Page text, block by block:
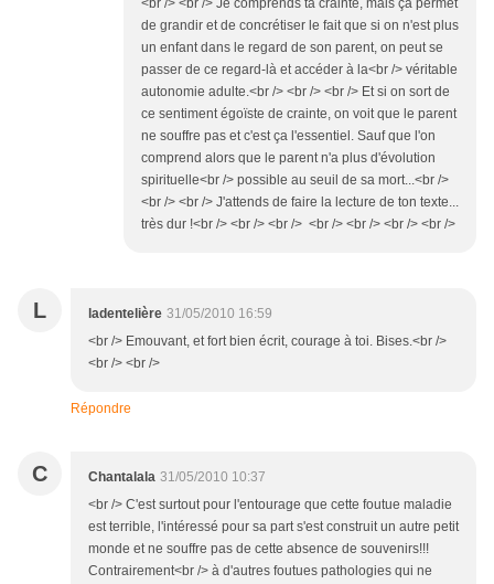
<br /> <br /> Je comprends ta crainte, mais ça permet
de grandir et de concrétiser le fait que si on n'est plus
un enfant dans le regard de son parent, on peut se
passer de ce regard-là et accéder à la<br /> véritable
autonomie adulte.<br /> <br /> <br /> Et si on sort de
ce sentiment égoïste de crainte, on voit que le parent
ne souffre pas et c'est ça l'essentiel. Sauf que l'on
comprend alors que le parent n'a plus d'évolution
spirituelle<br /> possible au seuil de sa mort...<br />
<br /> <br /> J'attends de faire la lecture de ton texte...
très dur !<br /> <br /> <br /> <br /> <br /> <br /> <br />
L ladentelière 31/05/2010 16:59
<br /> Emouvant, et fort bien écrit, courage à toi. Bises.<br />
<br /> <br />
Répondre
C Chantalala 31/05/2010 10:37
<br /> C'est surtout pour l'entourage que cette foutue maladie
est terrible, l'intéressé pour sa part s'est construit un autre petit
monde et ne souffre pas de cette absence de souvenirs!!!
Contrairement<br /> à d'autres foutues pathologies qui ne